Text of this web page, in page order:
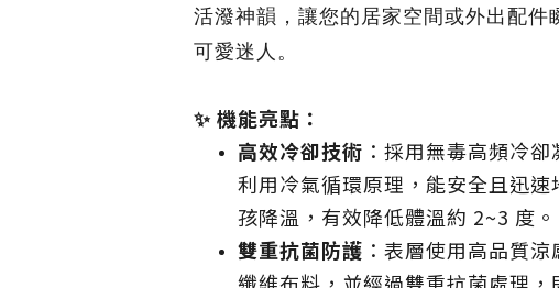
活潑神韻，讓您的居家空間或外出配件
可愛迷人。
✨ 機能亮點：
高效冷卻技術 ：採用無毒高頻冷卻
利用冷氣循環原理，能安全且迅速
孩降溫，有效降低體溫約 2~3 度 。
雙重抗菌防護 ：表層使用高品質涼